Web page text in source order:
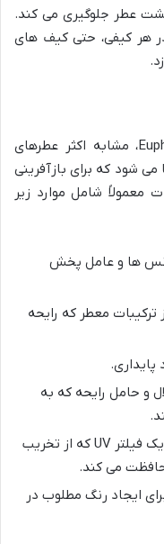
عطر جلوگیری می کند.
هر کیفی، حتی کیف های
ترکیبات عطر جیبی برندینی مدل Euphoria، مشابه اکثر عطرهای
می شود که برای بازآفرینی
معمولاً شامل موارد زیر
ها و عامل پخش
ترکیبات معطر که رایحه
پایداری.
و حامل رایحه که به
یک فیلتر UV که از تخریب
می کند.
ایجاد رنگ مطلوب در